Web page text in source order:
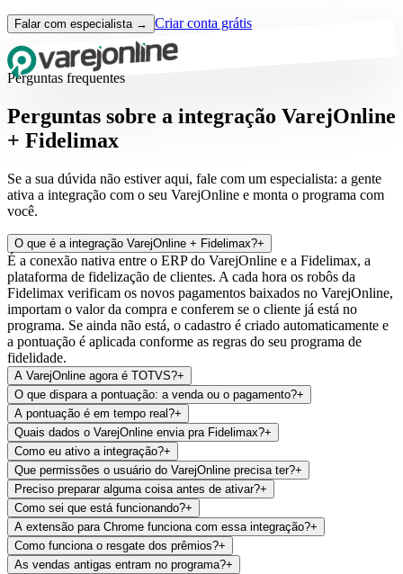
Falar com especialista → Criar conta grátis
Perguntas frequentes
Perguntas sobre a integração VarejOnline
+ Fidelimax
Se a sua dúvida não estiver aqui, fale com um especialista: a gente
ativa a integração com o seu VarejOnline e monta o programa com
você.
O que é a integração VarejOnline + Fidelimax?+
É a conexão nativa entre o ERP do VarejOnline e a Fidelimax, a
plataforma de fidelização de clientes. A cada hora os robôs da
Fidelimax verificam os novos pagamentos baixados no VarejOnline,
importam o valor da compra e conferem se o cliente já está no
programa. Se ainda não está, o cadastro é criado automaticamente e
a pontuação é aplicada conforme as regras do seu programa de
fidelidade.
A VarejOnline agora é TOTVS?+
O que dispara a pontuação: a venda ou o pagamento?+
A pontuação é em tempo real?+
Quais dados o VarejOnline envia pra Fidelimax?+
Como eu ativo a integração?+
Que permissões o usuário do VarejOnline precisa ter?+
Preciso preparar alguma coisa antes de ativar?+
Como sei que está funcionando?+
A extensão para Chrome funciona com essa integração?+
Como funciona o resgate dos prêmios?+
As vendas antigas entram no programa?+